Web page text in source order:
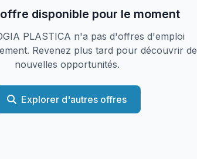
disponible pour le moment
PLASTICA n'a pas d'offres d'emploi
Revenez plus tard pour découvrir de
nouvelles opportunités.
Explorer d'autres offres